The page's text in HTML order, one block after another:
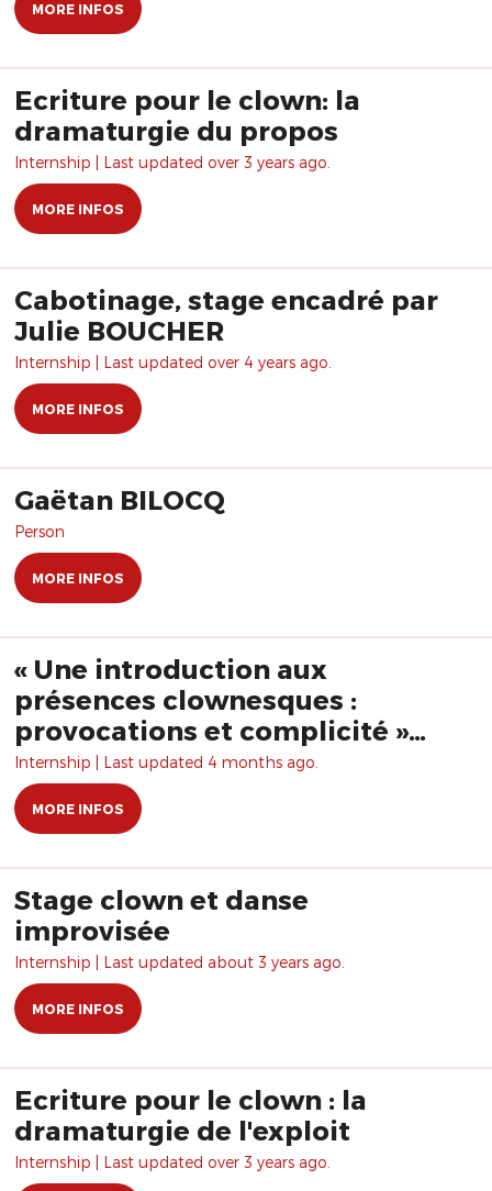
MORE INFOS
Ecriture pour le clown: la
dramaturgie du propos
Internship | Last updated over 3 years ago.
MORE INFOS
Cabotinage, stage encadré par
Julie BOUCHER
Internship | Last updated over 4 years ago.
MORE INFOS
Gaëtan BILOCQ
Person
MORE INFOS
« Une introduction aux
présences clownesques :
provocations et complicité »
avec Alan Fairbairn
Internship | Last updated 4 months ago.
MORE INFOS
Stage clown et danse
improvisée
Internship | Last updated about 3 years ago.
MORE INFOS
Ecriture pour le clown : la
dramaturgie de l'exploit
Internship | Last updated over 3 years ago.